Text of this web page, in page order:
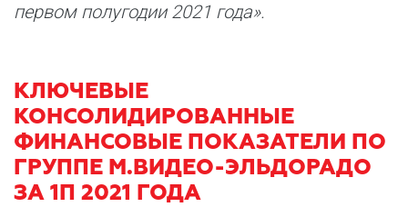
первом полугодии 2021 года».
КЛЮЧЕВЫЕ
КОНСОЛИДИРОВАННЫЕ
ФИНАНСОВЫЕ ПОКАЗАТЕЛИ ПО
ГРУППЕ М.ВИДЕО-ЭЛЬДОРАДО
ЗА 1П 2021 ГОДА